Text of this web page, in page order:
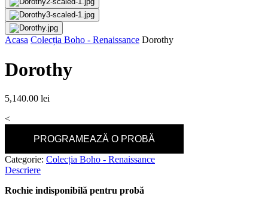
Acasa Colecția Boho - Renaissance Dorothy
Dorothy
5,140.00 lei
<
PROGRAMEAZĂ O PROBĂ
Categorie: Colecția Boho - Renaissance
Descriere
Rochie indisponibilă pentru probă